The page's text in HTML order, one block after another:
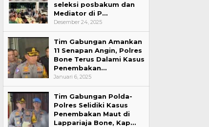
seleksi posbakum dan
Mediator di P…
Desember 24, 2025
Tim Gabungan Amankan
11 Senapan Angin, Polres
Bone Terus Dalami Kasus
Penembakan…
Januari 6, 2025
Tim Gabungan Polda-
Polres Selidiki Kasus
Penembakan Maut di
Lappariaja Bone, Kap…